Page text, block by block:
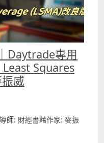
Daytrade專用
Squares
威
師: 財經書藉作家: 麥振